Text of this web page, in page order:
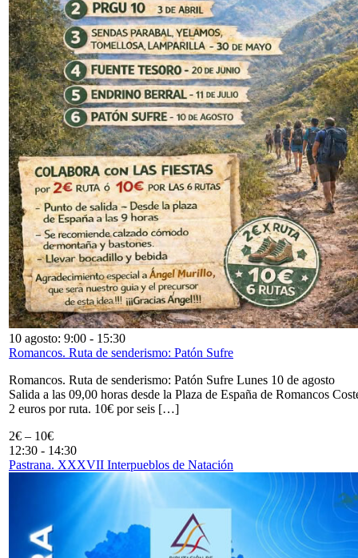
10 agosto: 9:00 - 15:30
Romancos. Ruta de senderismo: Patón Sufre
Romancos. Ruta de senderismo: Patón Sufre Lunes 10 de agosto
Salida a las 09,00 horas desde la Plaza de España de Romancos
2 euros por ruta. 10€ por seis […]
2€ – 10€
12:30 - 14:30
Pastrana. XXXVII Interpueblos de Natación